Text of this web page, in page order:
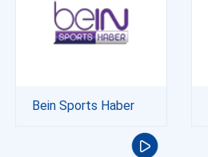
Bein Sports Haber